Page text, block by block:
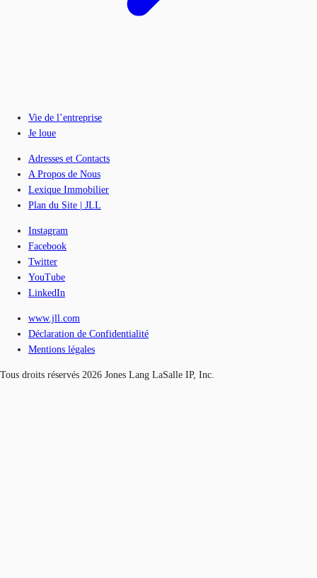
Vie de l’entreprise
Je loue
Adresses et Contacts
A Propos de Nous
Lexique Immobilier
Plan du Site | JLL
Instagram
Facebook
Twitter
YouTube
LinkedIn
www.jll.com
Déclaration de Confidentialité
Mentions légales
Tous droits réservés 2026 Jones Lang LaSalle IP, Inc.